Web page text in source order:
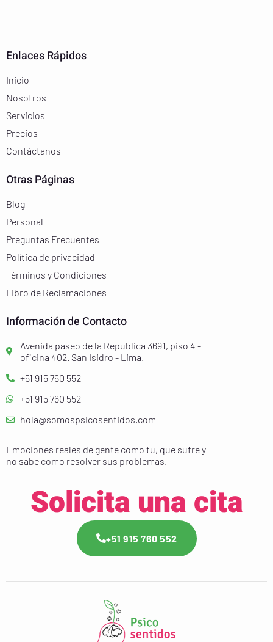
Enlaces Rápidos
Inicio
Nosotros
Servicios
Precios
Contáctanos
Otras Páginas
Blog
Personal
Preguntas Frecuentes
Política de privacidad
Términos y Condiciones
Libro de Reclamaciones
Información de Contacto
Avenida paseo de la Republica 3691, piso 4 -
oficina 402. San Isidro - Lima.
+51 915 760 552
+51 915 760 552
hola@somospsicosentidos.com
Emociones reales de gente como tu, que sufre y
no sabe como resolver sus problemas.
Solicita una cita
+51 915 760 552